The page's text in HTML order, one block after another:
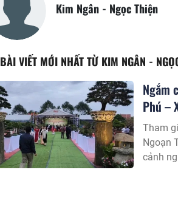
Kim Ngân - Ngọc Thiện
BÀI VIẾT MỚI NHẤT TỪ KIM NGÂN -
Ngắm
Phú –
Tham
Ngoạn
cảnh